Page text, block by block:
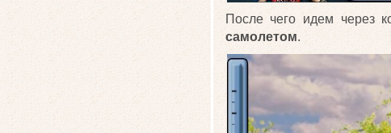
После чего идем через
самолетом.